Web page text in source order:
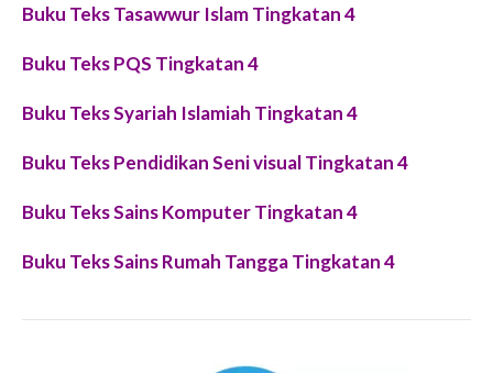
Buku Teks Tasawwur Islam Tingkatan 4
Buku Teks PQS Tingkatan 4
Buku Teks Syariah Islamiah Tingkatan 4
Buku Teks Pendidikan Seni visual Tingkatan 4
Buku Teks Sains Komputer Tingkatan 4
Buku Teks Sains Rumah Tangga Tingkatan 4